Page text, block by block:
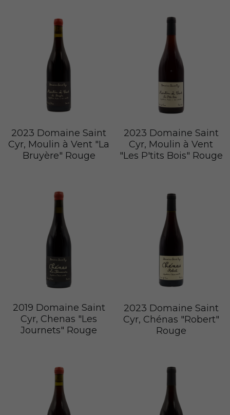
Domaine Labet
Domaine Berthet-Bondet
Domaine Montirius
Cave de Tain
Château Climes
Champ des Treilles
Château Surain
Château Dompierre
Clos de lOurs
諾曼第 Normandy
Eric Bordelet
羅亞爾河 - 南特 Loire - Pays Nantais
Complémen'Terre
羅亞爾河 - 安如 Loire - Anjou
Eric Morgat
Terre de lElu
Chateau de Fosse-Seche
羅亞爾河 - 都漢 Loire - Touraine
Domaine des Grandes Esperances
Domaine de Cezin
羅亞爾河 - 中央區 Loire - Centre
Vincent Pinard
Domaine des Pothiers
朗格多克胡西雍 Languedoc-Roussillon
Domaine Vial-Magneres
Domaine Peyre Rose
Domaine du Pas de lEscalette
Domaine Gardiés
Domaine Vico / Clos Venturi
Domaine Comte Abbatucci
西南區 Sud-Ouest
Clos Thou
台灣 Taiwan
2023 Domaine Saint
Cyr, Moulin à Vent "La
Bruyère" Rouge
2023 Domaine Saint
Cyr, Moulin à Vent
"Les P'tits Bois" Rouge
2019 Domaine Saint
Cyr, Chenas "Les
Journets" Rouge
2023 Domaine Saint
Cyr, Chénas "Robert"
Rouge